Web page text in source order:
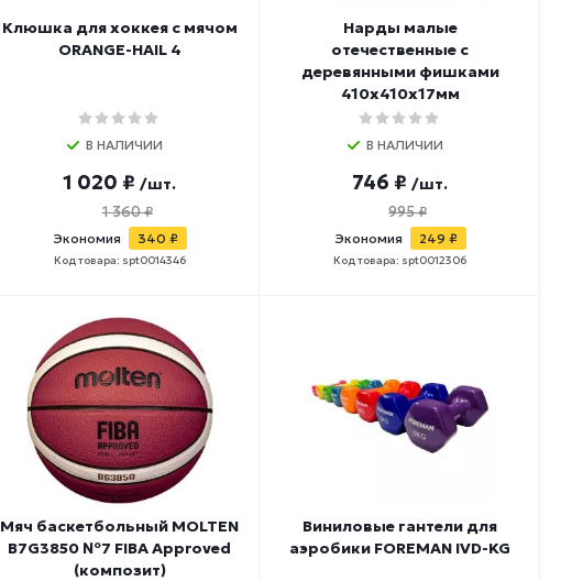
Клюшка для хоккея с мячом
ORANGE-HAIL 4
В НАЛИЧИИ
1 020 ₽ /шт.
1 360 ₽
Экономия 340 ₽
Код товара: spt0014346
Нарды малые
отечественные с
деревянными фишками
410х410х17мм
В НАЛИЧИИ
746 ₽ /шт.
995 ₽
Экономия 249 ₽
Код товара: spt0012306
Мяч баскетбольный MOLTEN
B7G3850 №7 FIBA Approved
(композит)
Виниловые гантели для
аэробики FOREMAN IVD-KG